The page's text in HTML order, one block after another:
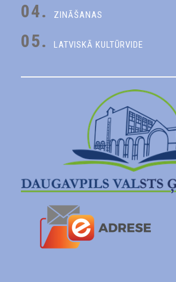
04. ZINĀŠANAS
05. LATVISKĀ KULTŪRVIDE